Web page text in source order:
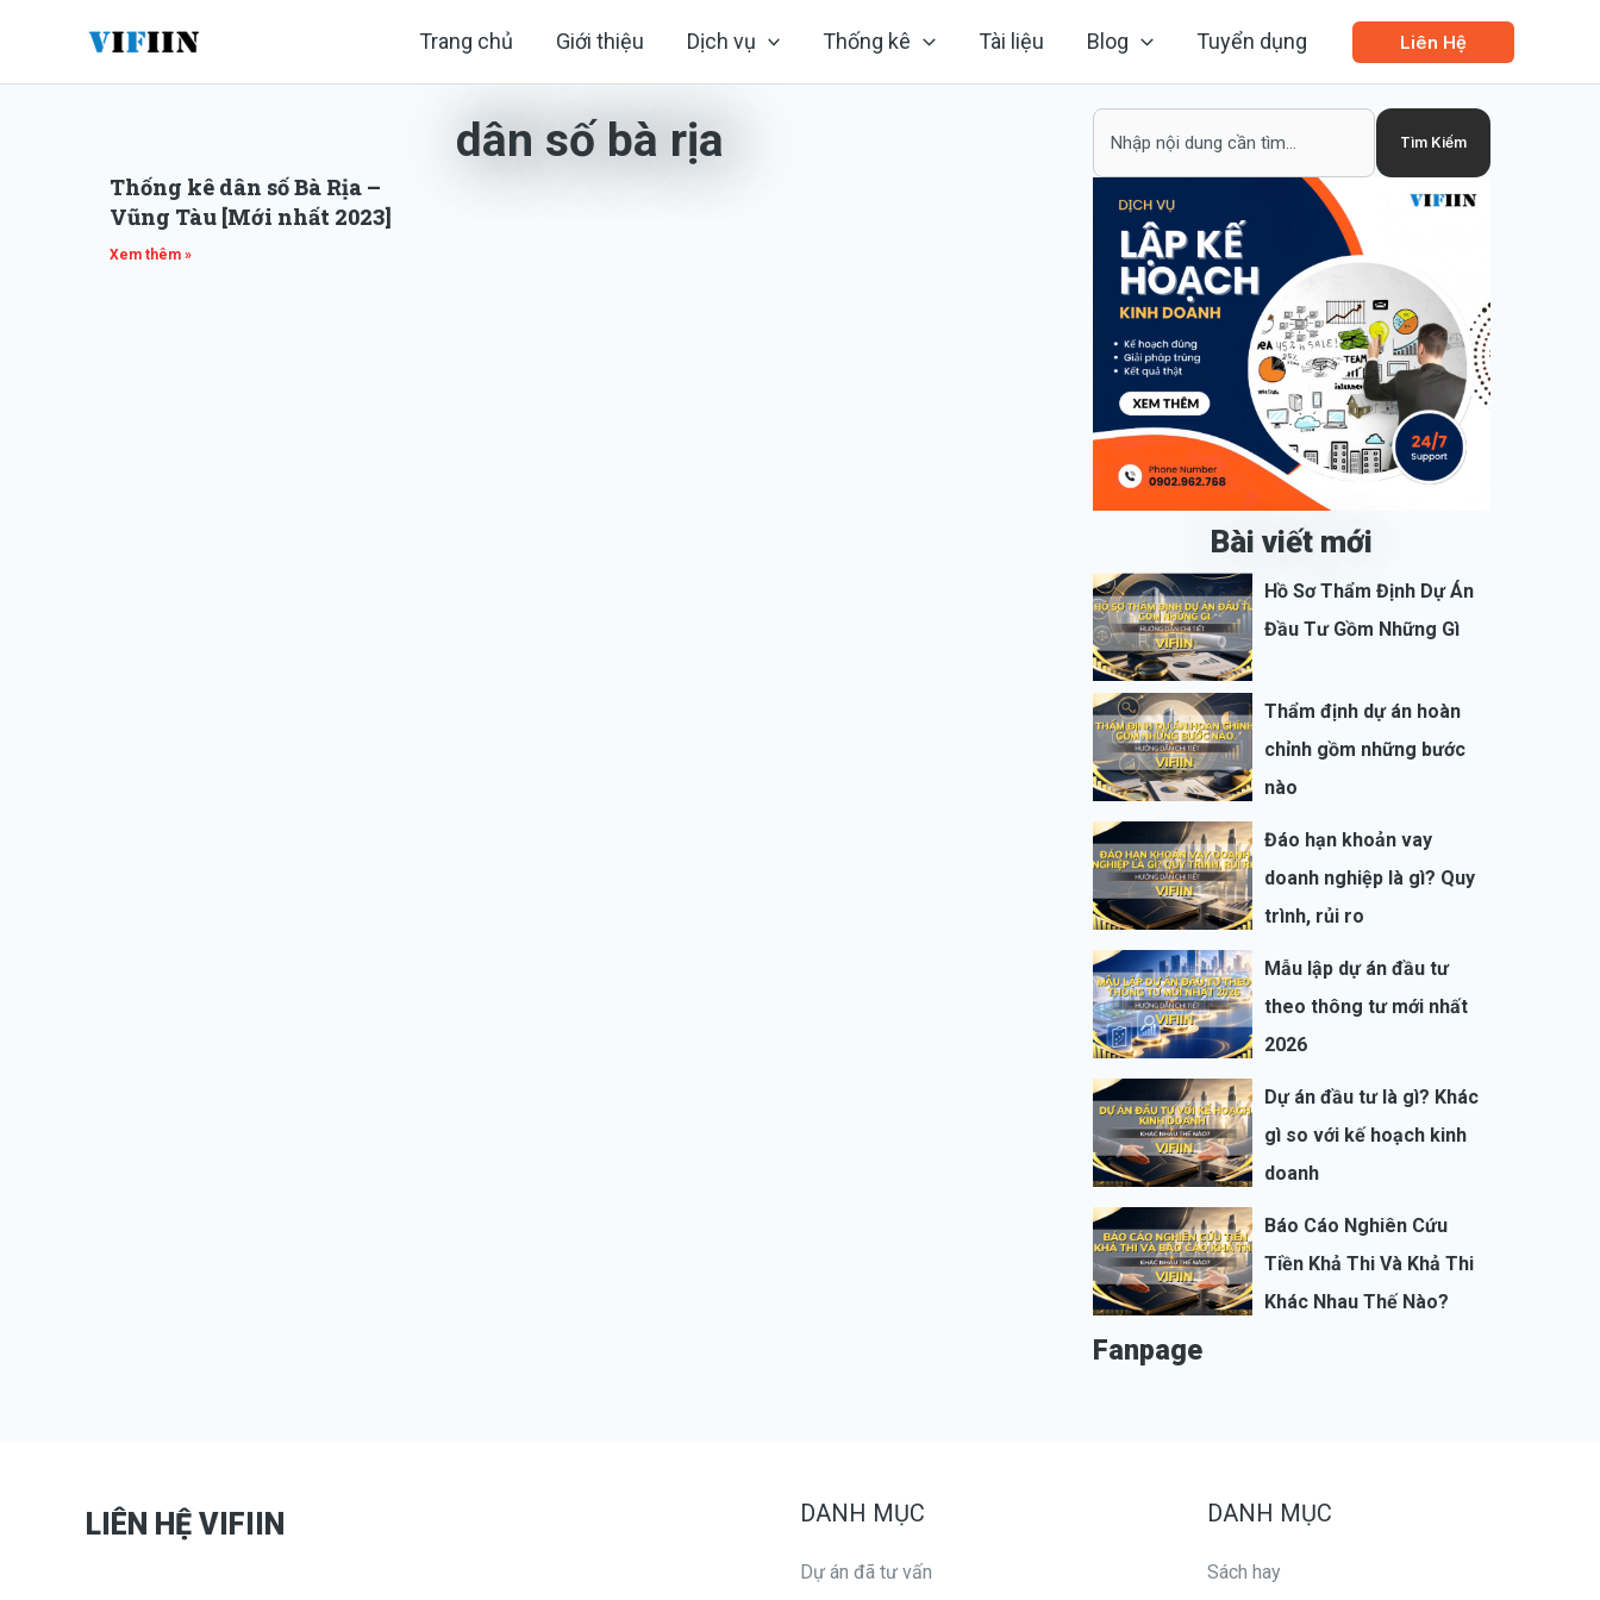
Trang chủ Giới thiệu Dịch vụ Thống kê Tài liệu Blog Tuyển dụng Liên Hệ
dân số bà rịa
Thống kê dân số Bà Rịa –
Vũng Tàu [Mới nhất 2023]
Xem thêm »
Tìm Kiếm
Bài viết mới
Hồ Sơ Thẩm Định Dự Án
Đầu Tư Gồm Những Gì
Thẩm định dự án hoàn
chỉnh gồm những bước
nào
Đáo hạn khoản vay
doanh nghiệp là gì? Quy
trình, rủi ro
Mẫu lập dự án đầu tư
theo thông tư mới nhất
2026
Dự án đầu tư là gì? Khác
gì so với kế hoạch kinh
doanh
Báo Cáo Nghiên Cứu
Tiền Khả Thi Và Khả Thi
Khác Nhau Thế Nào?
Fanpage
LIÊN HỆ VIFIIN DANH MỤC
Dự án đã tư vấn
DANH MỤC
Sách hay